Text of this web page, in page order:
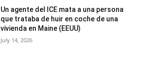
Un agente del ICE mata a una persona
que trataba de huir en coche de una
vivienda en Maine (EEUU)
July 14, 2026